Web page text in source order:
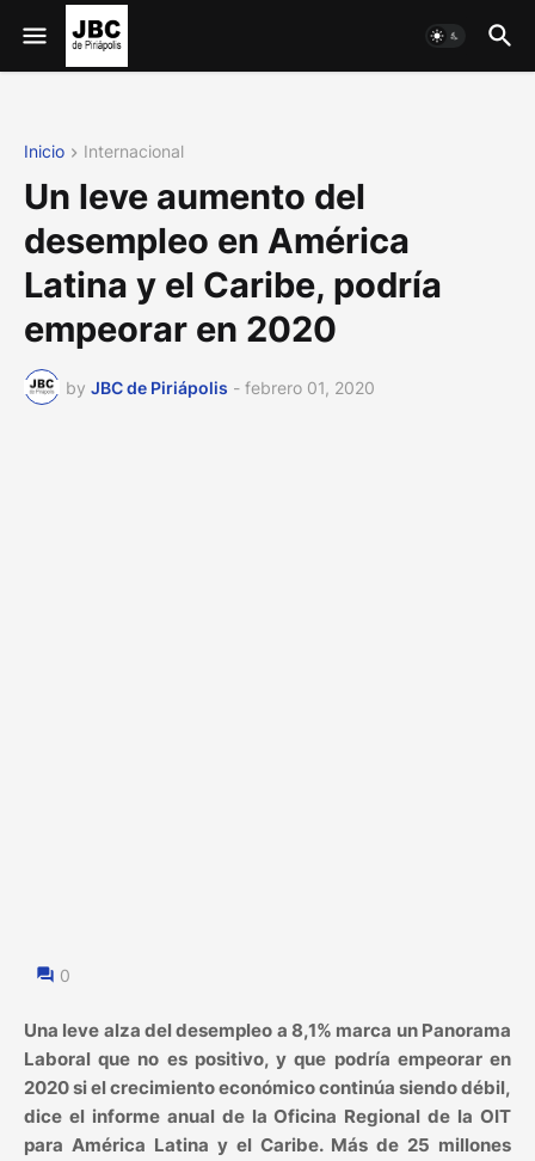
Inicio Internacional
Un leve aumento del
desempleo en América
Latina y el Caribe, podría
empeorar en 2020
by JBC de Piriápolis - febrero 01, 2020
0
Una leve alza del desempleo a 8,1% marca un Panorama
Laboral que no es positivo, y que podría empeorar en
2020 si el crecimiento económico continúa siendo débil,
dice el informe anual de la Oficina Regional de la OIT
para América Latina y el Caribe. Más de 25 millones